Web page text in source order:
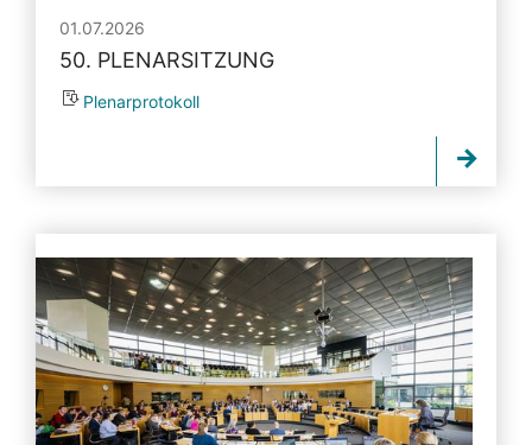
01.07.2026
50. PLENARSITZUNG
Plenarprotokoll